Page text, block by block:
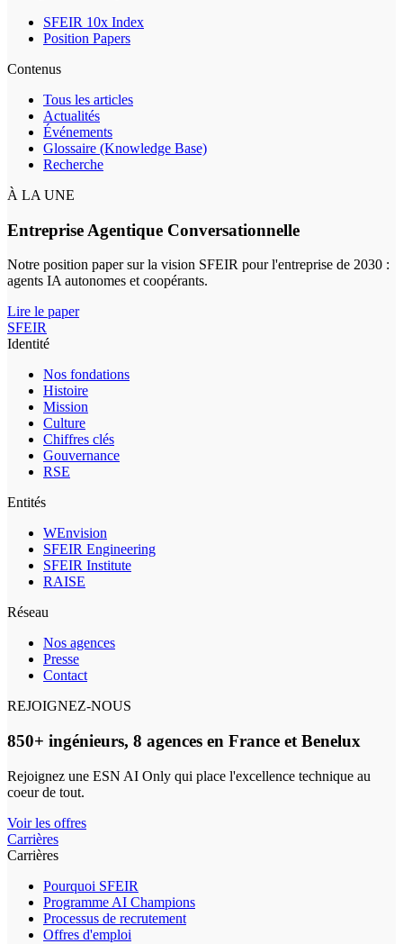
SFEIR 10x Index
Position Papers
Contenus
Tous les articles
Actualités
Événements
Glossaire (Knowledge Base)
Recherche
À LA UNE
Entreprise Agentique Conversationnelle
Notre position paper sur la vision SFEIR pour l'entreprise de 2030 :
agents IA autonomes et coopérants.
Lire le paper
SFEIR
Identité
Nos fondations
Histoire
Mission
Culture
Chiffres clés
Gouvernance
RSE
Entités
WEnvision
SFEIR Engineering
SFEIR Institute
RAISE
Réseau
Nos agences
Presse
Contact
REJOIGNEZ-NOUS
850+ ingénieurs, 8 agences en France et Benelux
Rejoignez une ESN AI Only qui place l'excellence technique au
coeur de tout.
Voir les offres
Carrières
Carrières
Pourquoi SFEIR
Programme AI Champions
Processus de recrutement
Offres d'emploi